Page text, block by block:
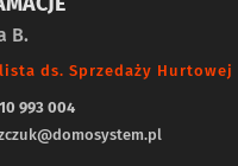
B.
ds. Sprzedaży Hurtowej
993 004